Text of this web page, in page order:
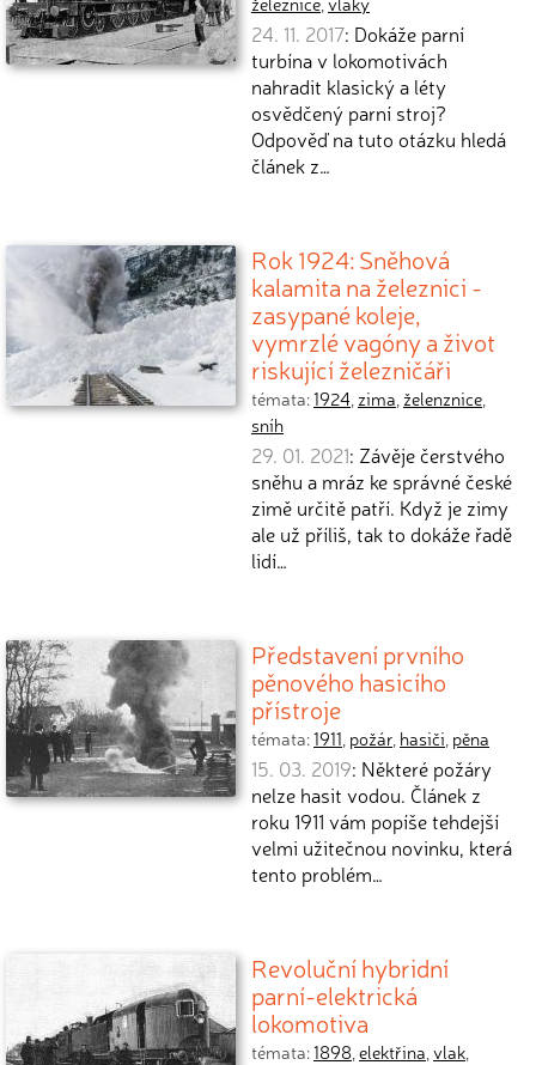
24. 11. 2017: Dokáže parní
turbína v lokomotivách
nahradit klasický a léty
osvědčený parní stroj?
Odpověď na tuto otázku hledá
článek z…
Rok 1924: Sněhová
kalamita na železnici -
zasypané koleje,
vymrzlé vagóny a život
riskující železničáři
témata:1924, zima, želenznice,
sníh
29. 01. 2021: Závěje čerstvého
sněhu a mráz ke správné české
zimě určitě patří. Když je zimy
ale už příliš, tak to dokáže řadě
lidí…
Představení prvního
pěnového hasicího
přístroje
témata:1911, požár, hasiči, pěna
15. 03. 2019: Některé požáry
nelze hasit vodou. Článek z
roku 1911 vám popíše tehdejší
velmi užitečnou novinku, která
tento problém…
Revoluční hybridní
parní-elektrická
lokomotiva
témata:1898,elektřina,vlak,